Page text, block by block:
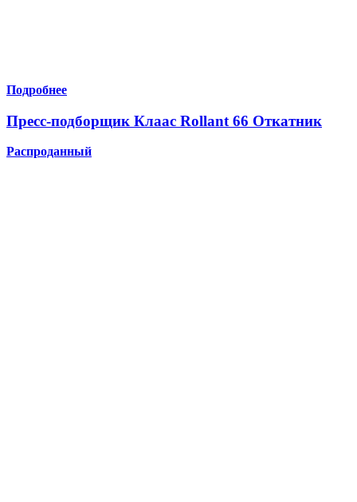
Подробнее
Пресс-подборщик Клаас Rollant 66 Откатник
Распроданный